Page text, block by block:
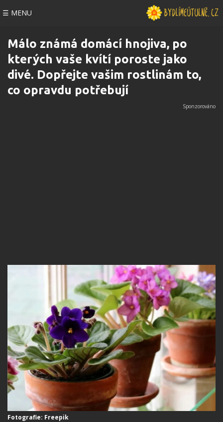
☰ MENU
Málo známá domácí hnojiva, po
kterých vaše kvítí poroste jako
divé. Dopřejte vašim rostlinám to,
co opravdu potřebují
Fotografie: Freepik